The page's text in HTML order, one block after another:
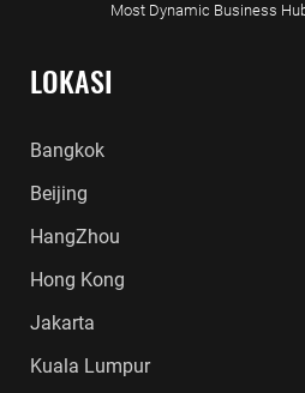
Most Dynamic Business
LOKASI
Bangkok
Beijing
HangZhou
Hong Kong
Jakarta
Kuala Lumpur